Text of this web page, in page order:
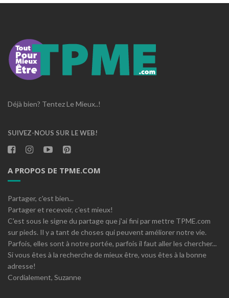
Déjà bien? Tentez Le Mieux..!
SUIVEZ-NOUS SUR LE WEB!
A PROPOS DE TPME.COM
Partager, c'est bien...
Partager et recevoir, c'est mieux!
C'est sous le signe du partage que j'ai fini par mettre TPME.com
sur pieds. Il y a tant de choses qui peuvent améliorer notre vie.
Parfois, elles sont à notre portée, parfois il faut aller les chercher...
Si vous êtes à la recherche de mieux être, vous êtes à la bonne
adresse!
Cordialement, Suzanne